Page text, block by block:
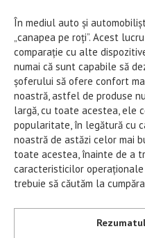
În mediul auto și
„canapea pe roți”. Acest
comparație cu alte
numai că sunt capabile să
șoferului să ofere confort
noastră, astfel de produse
largă, cu toate acestea, ele
popularitate, în legătură cu
noastră de astăzi celor mai
toate acestea, înainte de a
caracteristicilor operaționale
trebuie să căutăm la